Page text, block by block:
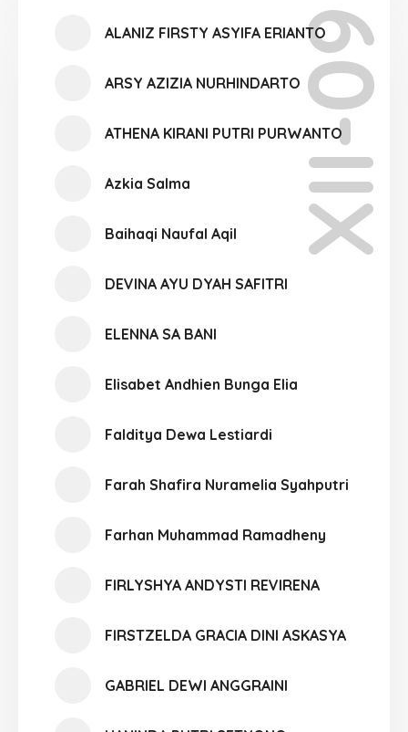
XII-09
ALANIZ FIRSTY ASYIFA ERIANTO
ARSY AZIZIA NURHINDARTO
ATHENA KIRANI PUTRI PURWANTO
Azkia Salma
Baihaqi Naufal Aqil
DEVINA AYU DYAH SAFITRI
ELENNA SA BANI
Elisabet Andhien Bunga Elia
Falditya Dewa Lestiardi
Farah Shafira Nuramelia Syahputri
Farhan Muhammad Ramadheny
FIRLYSHYA ANDYSTI REVIRENA
FIRSTZELDA GRACIA DINI ASKASYA
GABRIEL DEWI ANGGRAINI